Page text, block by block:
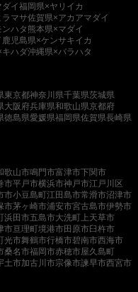
イ福岡県×ヤリイカ
マサ佐賀県×アカアマダイ
ハタ 熊本県×マダイ
鹿児島県×ケンサキイカ
キハダ沖縄県×バラハタ
東京都神奈川県千葉県茨城県
大阪府兵庫県和歌山県京都府
徳島県愛媛県福岡県佐賀県長崎県
歌山市鳴門市富津市下関市
市平戸市横浜市神戸市江戸川区
市小豆島町江田島市常滑市沼津市
市茅ヶ崎市浦安市宮古島市伊勢市
浜田市五島市大洗町 上天草市
市亘理町境港市田原市臼杵市
光市舞鶴市行橋市碧南市西海市
桑名市福岡市赤穂市屋久島町
土市加古川市宗像市諫早市西宮市